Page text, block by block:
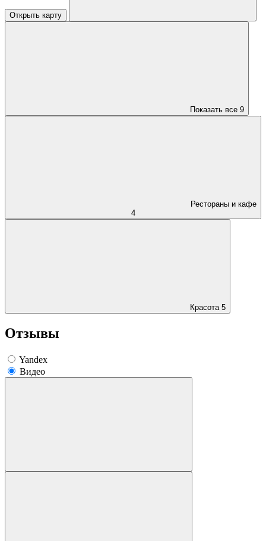
Открыть карту
Показать все 9
Рестораны и кафе
4
Красота 5
Отзывы
Yandex
Видео